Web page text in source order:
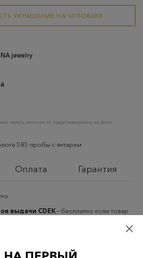
УКРАШЕНИЕ НА ЧЕЛОВЕКЕ
jewelry
иметь отличие от представленного на фото
585 пробы с янтарем
Оплата Гарантия
выдачи CDEK– бесплатно если товар